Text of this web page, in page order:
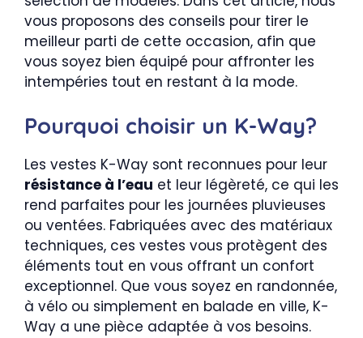
vous proposons des conseils pour tirer le
meilleur parti de cette occasion, afin que
vous soyez bien équipé pour affronter les
intempéries tout en restant à la mode.
Pourquoi choisir un K-Way?
Les vestes K-Way sont reconnues pour leur
résistance à l’eau et leur légèreté, ce qui les
rend parfaites pour les journées pluvieuses
ou ventées. Fabriquées avec des matériaux
techniques, ces vestes vous protègent des
éléments tout en vous offrant un confort
exceptionnel. Que vous soyez en randonnée,
à vélo ou simplement en balade en ville, K-
Way a une pièce adaptée à vos besoins.